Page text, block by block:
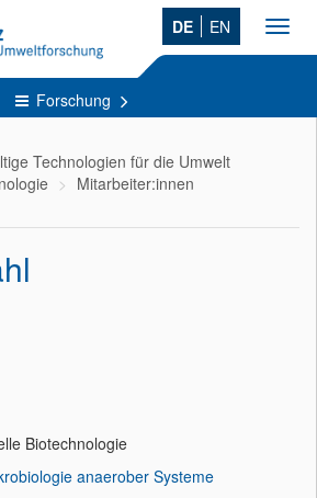
DE EN
Forschung
Technologien für die Umwelt
Mitarbeiter:innen
Biotechnologie
anaerober Systeme